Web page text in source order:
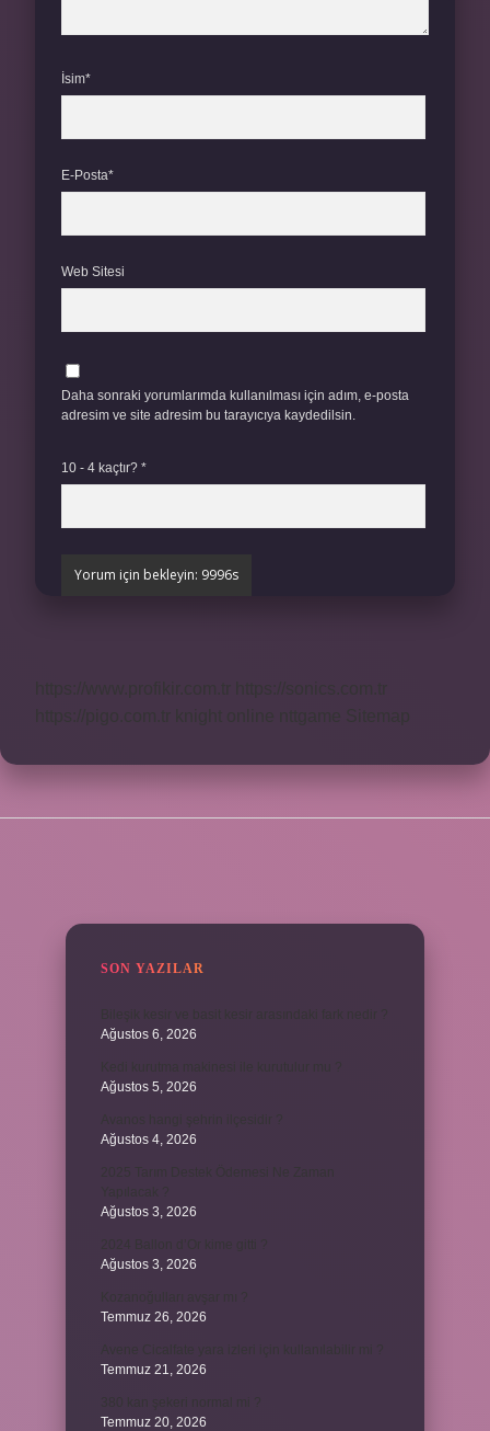
İsim*
E-Posta*
Web Sitesi
Daha sonraki yorumlarımda kullanılması için adım, e-posta
adresim ve site adresim bu tarayıcıya kaydedilsin.
10 - 4 kaçtır? *
SON YAZILAR
Ağustos 6, 2026
Ağustos 5, 2026
Ağustos 4, 2026
Ağustos 3, 2026
Ağustos 3, 2026
Temmuz 26, 2026
Temmuz 21, 2026
Temmuz 20, 2026